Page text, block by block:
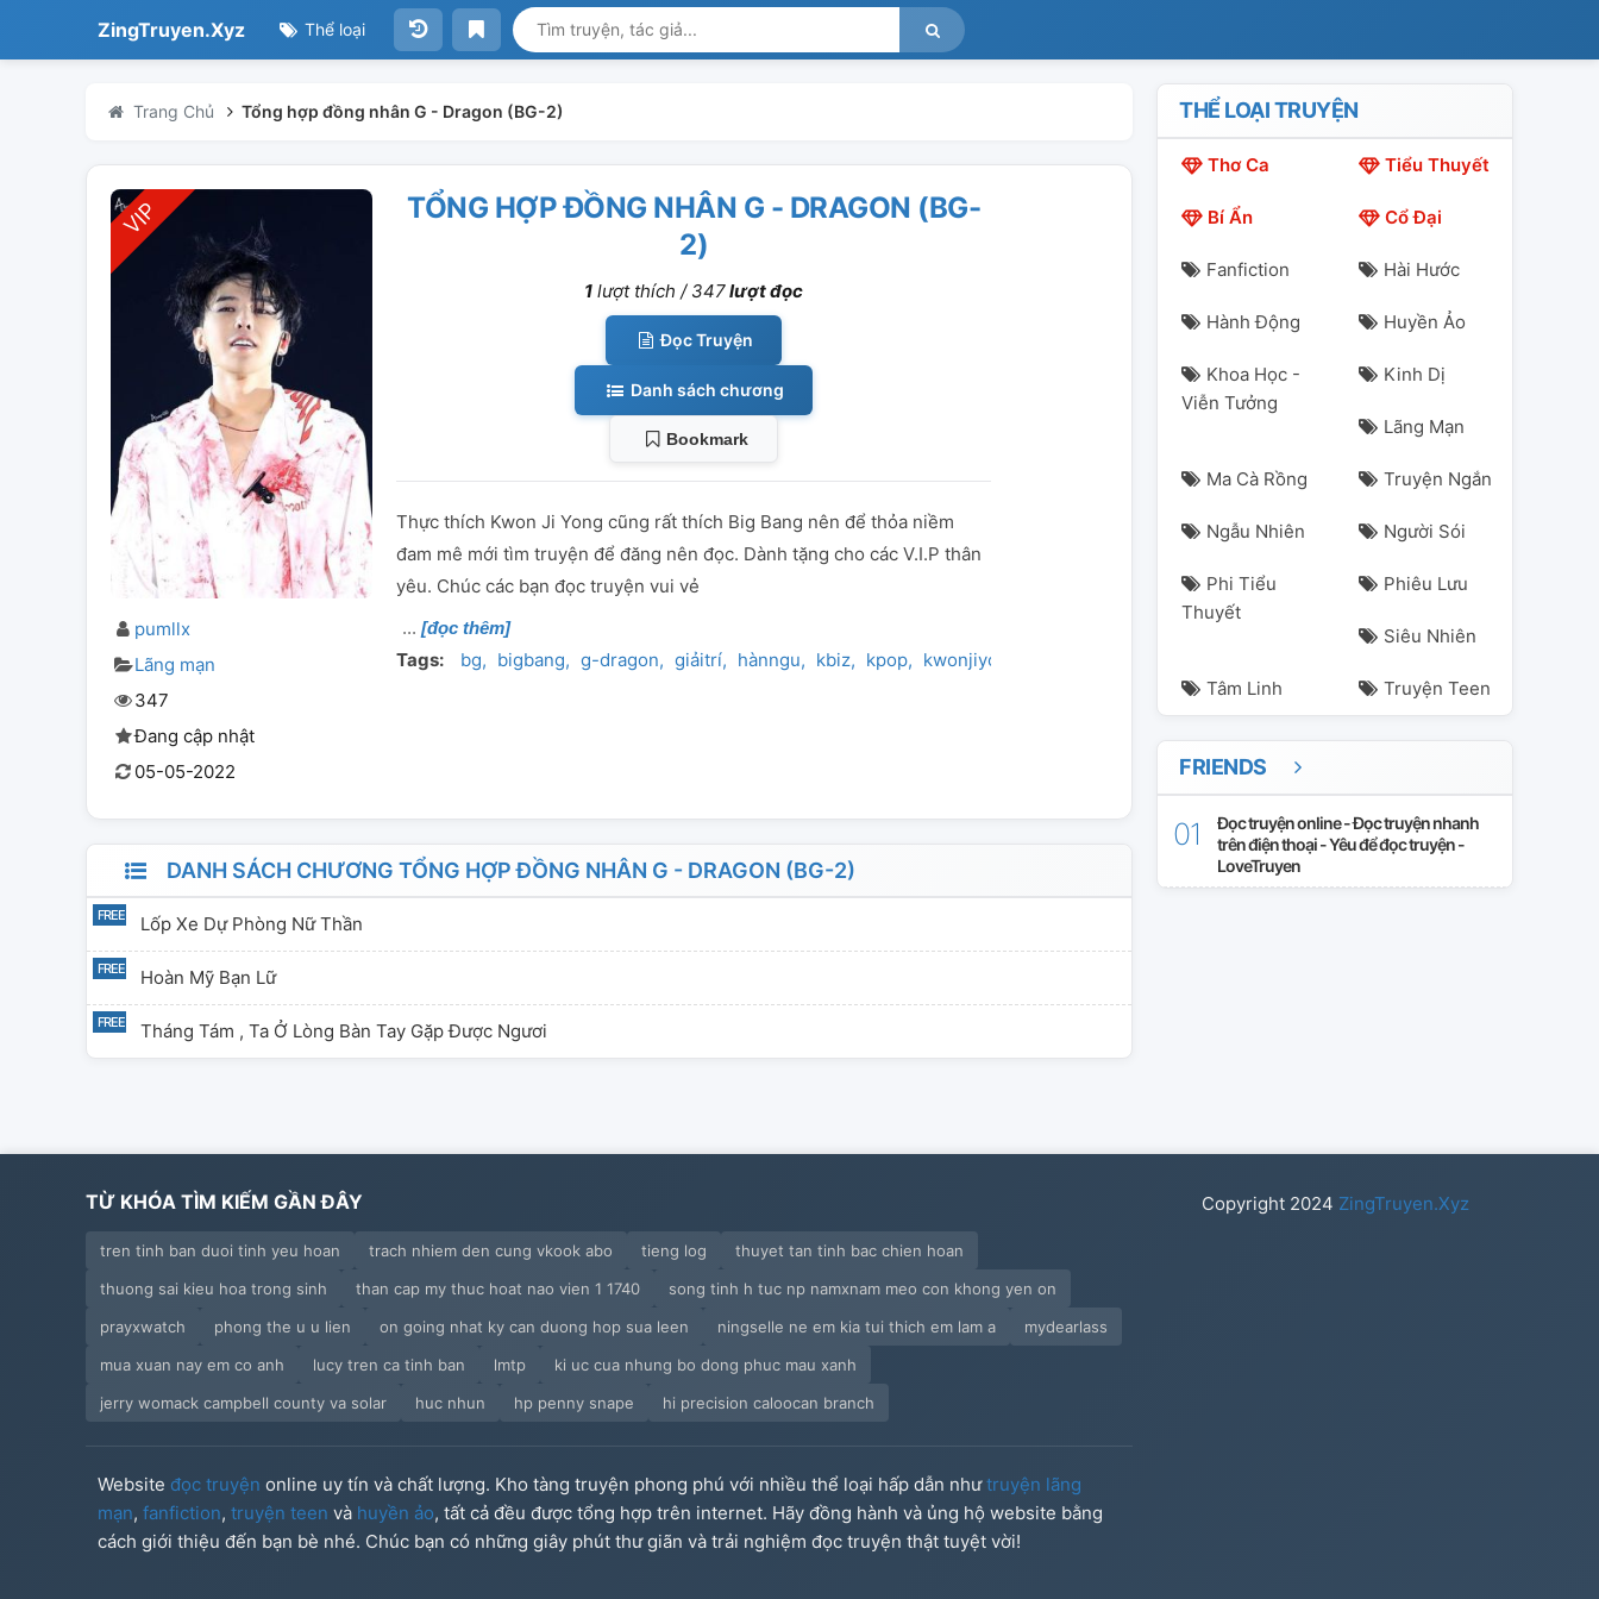
ZingTruyen.Xyz Thể loại
Trang Chủ Tổng hợp đồng nhân G - Dragon (BG-2)
pumllx
Lãng mạn
347
Đang cập nhật
05-05-2022
TỔNG HỢP ĐỒNG NHÂN G - DRAGON (BG-
2)
1 lượt thích / 347lượt đọc
Đọc Truyện
Danh sách chương
Bookmark
Thực thích Kwon Ji Yong cũng rất thích Big Bang nên để thỏa niềm
đam mê mới tìm truyện để đăng nên đọc. Dành tặng cho các V.I.P thân
yêu. Chúc các bạn đọc truyện vui vẻ
[đọc thêm]
Tags: bg bigbang g-dragon giảitrí hànngu kbiz kpop kwonjiyong
DANH SÁCH CHƯƠNG TỔNG HỢP ĐỒNG NHÂN G - DRAGON (BG-2)
Lốp Xe Dự Phòng Nữ Thần
Hoàn Mỹ Bạn Lữ
Tháng Tám , Ta Ở Lòng Bàn Tay Gặp Được Ngươi
THỂ LOẠI TRUYỆN
Thơ Ca Tiểu Thuyết
Bí Ẩn Cổ Đại
Fanfiction Hài Hước
Hành Động Huyền Ảo
Khoa Học -
Viễn Tưởng
Kinh Dị
Lãng Mạn
Ma Cà Rồng Truyện Ngắn
Ngẫu Nhiên Người Sói
Phi Tiểu
Thuyết
Phiêu Lưu
Siêu Nhiên
Tâm Linh Truyện Teen
FRIENDS
Đọc truyện online - Đọc truyện nhanh
trên điện thoại - Yêu để đọc truyện -
LoveTruyen
TỪ KHÓA TÌM KIẾM GẦN ĐÂY
tren tinh ban duoi tinh yeu hoan trach nhiem den cung vkook abo tieng log
thuyet tan tinh bac chien hoan
thuong sai kieu hoa trong sinh
than cap my thuc hoat nao vien 1 1740
song tinh h tuc np namxnam meo con khong yen on
prayxwatch
phong the u u lien on going nhat ky can duong hop sua leen ningselle ne em kia tui thich em lam a
mydearlass
mua xuan nay em co anh
lucy tren ca tinh ban lmtp
ki uc cua nhung bo dong phuc mau xanh
jerry womack campbell county va solar
huc nhun hp penny snape hi precision caloocan branch
Website đọc truyện online uy tín và chất lượng. Kho tàng truyện phong phú với nhiều thể loại hấp dẫn nhưtruyện lãng
mạn, fanfiction, truyện teen và huyền ảo, tất cả đều được tổng hợp trên internet. Hãy đồng hành và ủng hộ website bằng
cách giới thiệu đến bạn bè nhé. Chúc bạn có những giây phút thư giãn và trải nghiệm đọc truyện thật tuyệt vời!
Copyright 2024 ZingTruyen.Xyz